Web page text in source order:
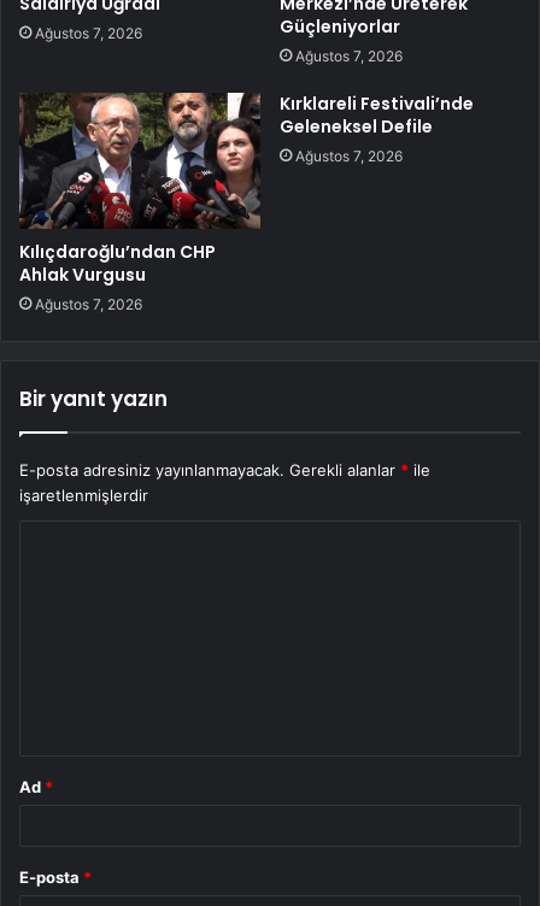
Ağustos 7, 2026
Güçleniyorlar
Ağustos 7, 2026
Kılıçdaroğlu’ndan CHP
Ahlak Vurgusu
Ağustos 7, 2026
Kırklareli Festivali’nde
Geleneksel Defile
Ağustos 7, 2026
Bir yanıt yazın
E-posta adresiniz yayınlanmayacak. Gerekli alanlar * ile
işaretlenmişlerdir
Ad *
E-posta *